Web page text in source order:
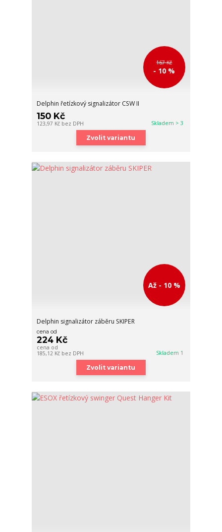
167 Kč
- 10 %
Delphin řetízkový signalizátor CSW II
150 Kč
123,97 Kč bez DPH Skladem > 3
Zvolit variantu
Až - 10 %
Delphin signalizátor záběru SKIPER
cena od
224 Kč
cena od
185,12 Kč bez DPH Skladem 1
Zvolit variantu